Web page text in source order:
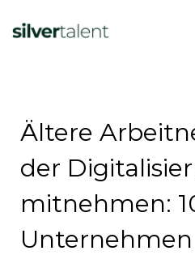
Ältere
der
mitnehmen:
Unternehmen